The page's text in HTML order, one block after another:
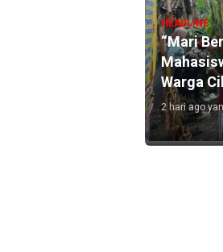
Berselingkuh”, Cara Kreatif
KKN IAI Al-Azhary dan
Cihea Jaga Lingkungan